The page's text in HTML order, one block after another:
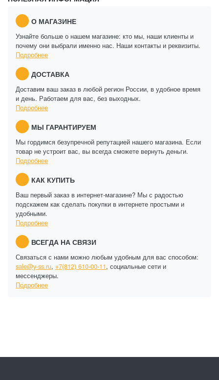
О МАГАЗИНЕ
Узнайте больше о нашем магазине: кто мы, наши клиенты и
почему они выбрали именно нас. Наши контакты и реквизиты.
Подробнее
ДОСТАВКА
Доставим ваш заказ в любой регион России, в удобное время
и день. Работаем для вас, без выходных.
Подробнее
МЫ ГАРАНТИРУЕМ
Мы гордимся безупречной репутацией нашего магазина. Если
товар не устроит вас, вы всегда сможете вернуть деньги.
Подробнее
КАК КУПИТЬ
Ваш первый заказ в интернет-магазине? Мы с радостью
подскажем как сделать покупки в интернете простыми и
удобными.
Подробнее
ВСЕГДА НА СВЯЗИ
Связаться с нами можно любым удобным для вас способом:
sale@y-ss.ru, +7(812) 610-00-11, социальные сети и
мессенджеры.
Подробнее